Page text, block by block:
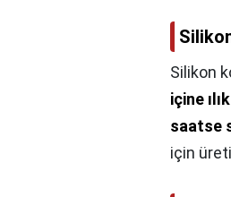
Silikon
içine
saatse
için